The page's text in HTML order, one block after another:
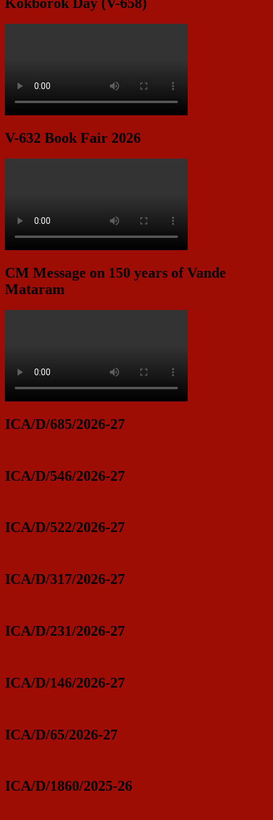
Kokborok Day (V-658)
V-632 Book Fair 2026
CM Message on 150 years of Vande
Mataram
ICA/D/685/2026-27
ICA/D/546/2026-27
ICA/D/522/2026-27
ICA/D/317/2026-27
ICA/D/231/2026-27
ICA/D/146/2026-27
ICA/D/65/2026-27
ICA/D/1860/2025-26